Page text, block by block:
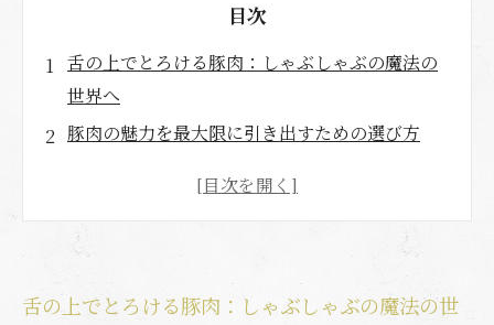
目次
舌の上でとろける豚肉：しゃぶしゃぶの魔法の
世界へ
豚肉の魅力を最大限に引き出すための選び方
特製のたれで堪能する、豚肉の新しい美味しさ
家庭で楽しむ本格しゃぶしゃぶ：お客様が喜ぶ
秘密のレシピ
舌の上でとろける豚肉：しゃぶしゃぶの魔法の世